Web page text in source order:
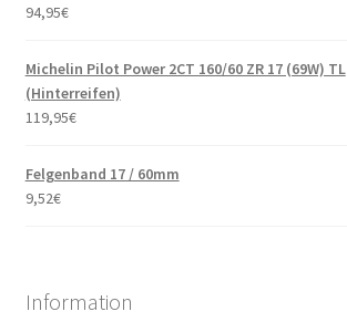
94,95€
Michelin Pilot Power 2CT 160/60 ZR 17 (69W) TL
(Hinterreifen)
119,95€
Felgenband 17 / 60mm
9,52€
Information